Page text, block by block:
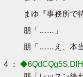
まゆ『事務所で
朋「……」
朋「……え、本当
4 ： ◆6QdCQg5S.DlH